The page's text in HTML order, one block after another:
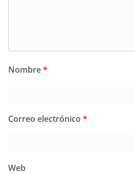
Nombre*
Correo electrónico *
Web